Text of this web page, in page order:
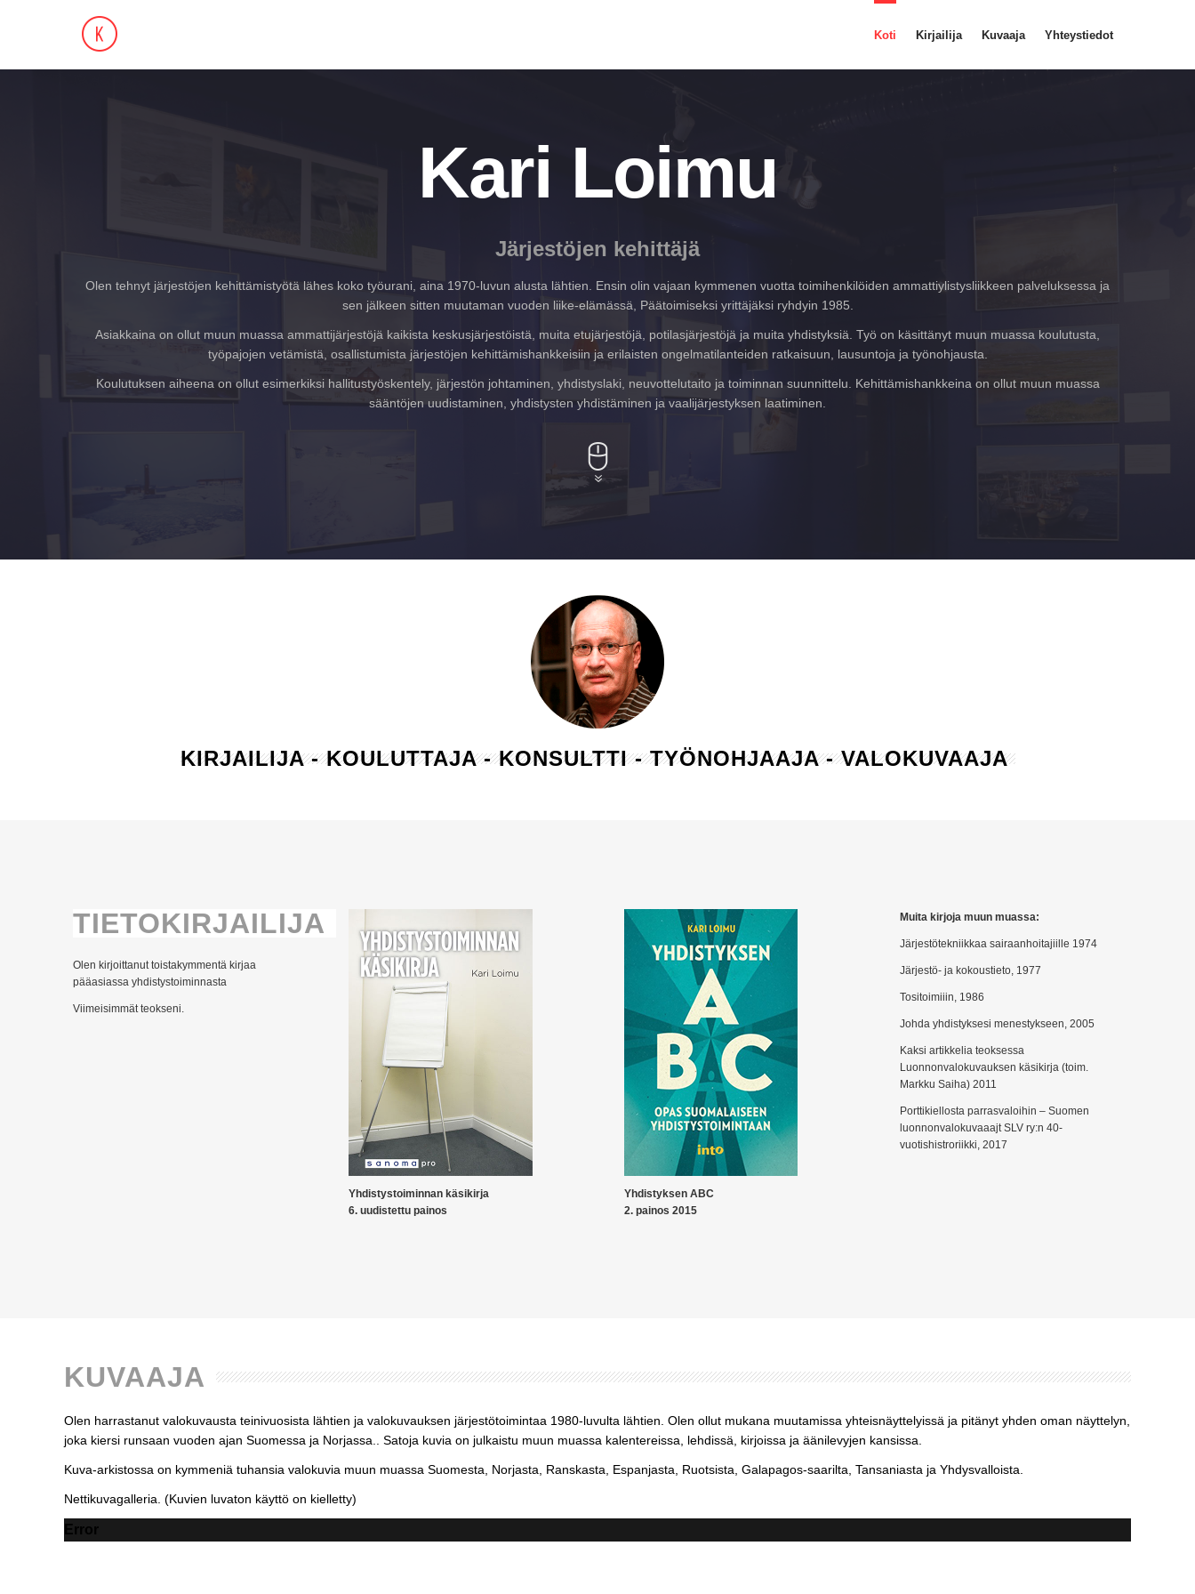
Koti Kirjailija Kuvaaja Yhteystiedot
Kari Loimu
Järjestöjen kehittäjä
Olen tehnyt järjestöjen kehittämistyötä lähes koko työurani, aina 1970-luvun alusta lähtien. Ensin olin vajaan kymmenen vuotta toimihenkilöiden ammattiylistysliikkeen palveluksessa ja
sen jälkeen sitten muutaman vuoden liike-elämässä, Päätoimiseksi yrittäjäksi ryhdyin 1985.
Asiakkaina on ollut muun muassa ammattijärjestöjä kaikista keskusjärjestöistä, muita etujärjestöjä, potilasjärjestöjä ja muita yhdistyksiä. Työ on käsittänyt muun muassa koulutusta,
työpajojen vetämistä, osallistumista järjestöjen kehittämishankkeisiin ja erilaisten ongelmatilanteiden ratkaisuun, lausuntoja ja työnohjausta.
Koulutuksen aiheena on ollut esimerkiksi hallitustyöskentely, järjestön johtaminen, yhdistyslaki, neuvottelutaito ja toiminnan suunnittelu. Kehittämishankkeina on ollut muun muassa
sääntöjen uudistaminen, yhdistysten yhdistäminen ja vaalijärjestyksen laatiminen.
KIRJAILIJA - KOULUTTAJA - KONSULTTI - TYÖNOHJAAJA - VALOKUVAAJA
TIETOKIRJAILIJA
Olen kirjoittanut toistakymmentä kirjaa
pääasiassa yhdistystoiminnasta
Viimeisimmät teokseni.
Yhdistystoiminnan käsikirja
6. uudistettu painos
Yhdistyksen ABC
2. painos 2015
Muita kirjoja muun muassa:
Järjestötekniikkaa sairaanhoitajiille 1974
Järjestö- ja kokoustieto, 1977
Tositoimiiin, 1986
Johda yhdistyksesi menestykseen, 2005
Kaksi artikkelia teoksessa
Luonnonvalokuvauksen käsikirja (toim.
Markku Saiha) 2011
Porttikiellosta parrasvaloihin – Suomen
luonnonvalokuvaaajt SLV ry:n 40-
vuotishistroriikki, 2017
KUVAAJA
Olen harrastanut valokuvausta teinivuosista lähtien ja valokuvauksen järjestötoimintaa 1980-luvulta lähtien. Olen ollut mukana muutamissa yhteisnäyttelyissä ja pitänyt yhden oman näyttelyn,
joka kiersi runsaan vuoden ajan Suomessa ja Norjassa.. Satoja kuvia on julkaistu muun muassa kalentereissa, lehdissä, kirjoissa ja äänilevyjen kansissa.
Kuva-arkistossa on kymmeniä tuhansia valokuvia muun muassa Suomesta, Norjasta, Ranskasta, Espanjasta, Ruotsista, Galapagos-saarilta, Tansaniasta ja Yhdysvalloista.
Nettikuvagalleria. (Kuvien luvaton käyttö on kielletty)
Error